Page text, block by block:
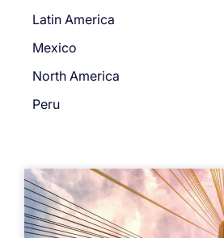
Latin America
Mexico
North America
Peru